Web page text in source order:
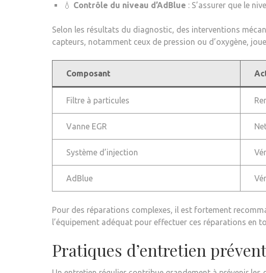
💧 Contrôle du niveau d’AdBlue : S’assurer que le
Selon les résultats du diagnostic, des interventions
capteurs, notamment ceux de pression ou d’oxygène,
Composant
Filtre à particules
Vanne EGR
Système d’injection
AdBlue
Pour des réparations complexes, il est fortement
l’équipement adéquat pour effectuer ces réparations en
Pratiques d’entretien